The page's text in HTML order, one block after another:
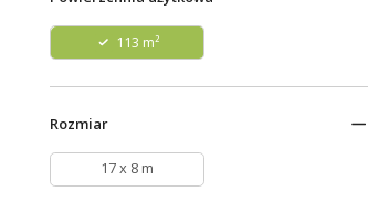
113 m²
Rozmiar
17 x 8 m